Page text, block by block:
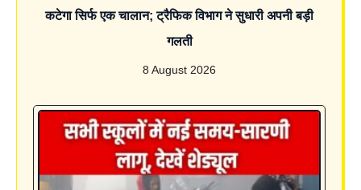
कटेगा सिर्फ एक चालान; ट्रैफिक विभाग ने सुधारी अपनी बड़ी
गलती
8 August 2026